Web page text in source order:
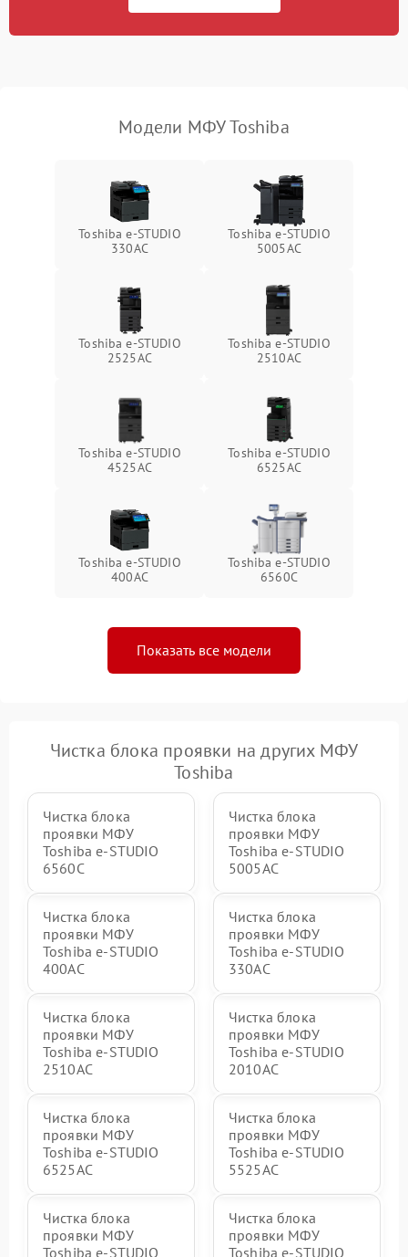
Модели МФУ Toshiba
Toshiba e-STUDIO
330AC
Toshiba e-STUDIO
5005AC
Toshiba e-STUDIO
2525AC
Toshiba e-STUDIO
2510AC
Toshiba e-STUDIO
4525AC
Toshiba e-STUDIO
6525AC
Toshiba e-STUDIO
400AC
Toshiba e-STUDIO
6560C
Показать все модели
Чистка блока проявки на других МФУ
Toshiba
Чистка блока
проявки МФУ
Toshiba e-STUDIO
6560C
Чистка блока
проявки МФУ
Toshiba e-STUDIO
5005AC
Чистка блока
проявки МФУ
Toshiba e-STUDIO
400AC
Чистка блока
проявки МФУ
Toshiba e-STUDIO
330AC
Чистка блока
проявки МФУ
Toshiba e-STUDIO
2510AC
Чистка блока
проявки МФУ
Toshiba e-STUDIO
2010AC
Чистка блока
проявки МФУ
Toshiba e-STUDIO
6525AC
Чистка блока
проявки МФУ
Toshiba e-STUDIO
5525AC
Чистка блока
проявки МФУ
Toshiba e-STUDIO
Чистка блока
проявки МФУ
Toshiba e-STUDIO